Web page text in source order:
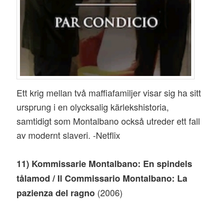
Ett krig mellan två maffiafamiljer visar sig ha sitt
ursprung i en olycksalig kärlekshistoria,
samtidigt som Montalbano också utreder ett fall
av modernt slaveri. -Netflix
11) Kommissarie Montalbano: En spindels
tålamod / Il Commissario Montalbano: La
pazienza del ragno (2006)